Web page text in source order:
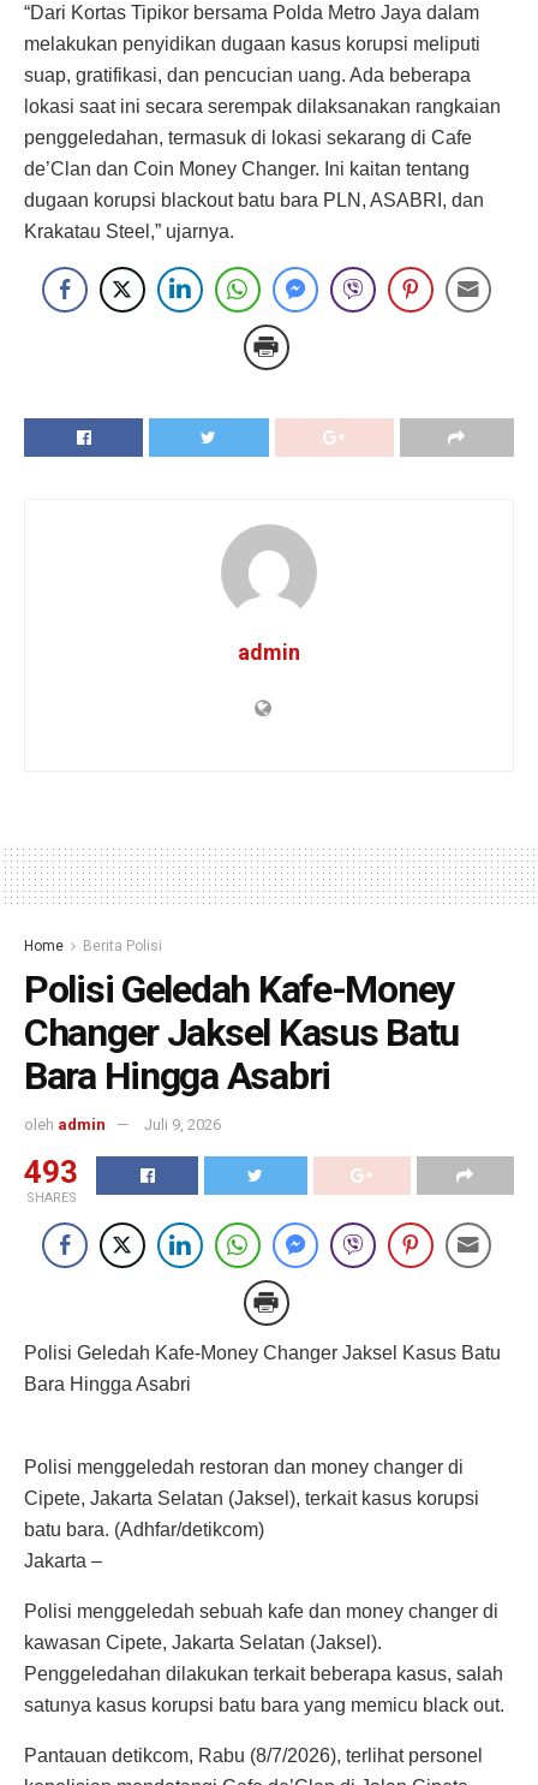
“Dari Kortas Tipikor bersama Polda Metro Jaya dalam
melakukan penyidikan dugaan kasus korupsi meliputi
suap, gratifikasi, dan pencucian uang. Ada beberapa
lokasi saat ini secara serempak dilaksanakan rangkaian
penggeledahan, termasuk di lokasi sekarang di Cafe
de’Clan dan Coin Money Changer. Ini kaitan tentang
dugaan korupsi blackout batu bara PLN, ASABRI, dan
Krakatau Steel,” ujarnya.
admin
Home Berita Polisi
Polisi Geledah Kafe-Money
Changer Jaksel Kasus Batu
Bara Hingga Asabri
oleh admin Juli 9, 2026
493
SHARES
Polisi Geledah Kafe-Money Changer Jaksel Kasus Batu
Bara Hingga Asabri
Polisi menggeledah restoran dan money changer di
Cipete, Jakarta Selatan (Jaksel), terkait kasus korupsi
batu bara. (Adhfar/detikcom)
Jakarta –
Polisi menggeledah sebuah kafe dan money changer di
kawasan Cipete, Jakarta Selatan (Jaksel).
Penggeledahan dilakukan terkait beberapa kasus, salah
satunya kasus korupsi batu bara yang memicu black out.
Pantauan detikcom, Rabu (8/7/2026), terlihat personel